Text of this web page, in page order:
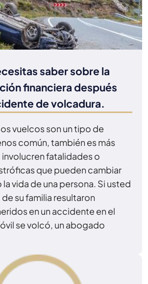
saber sobre la
financiera después
de volcadura.
vuelcos son un tipo de
común, también es más
fatalidades o
que pueden cambiar
vida de una persona. Si usted
su familia resultaron
en un accidente en el
se volcó, un abogado